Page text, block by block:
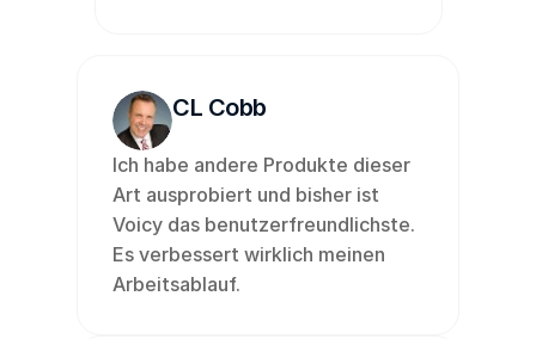
CL Cobb
Ich habe andere Produkte dieser
Art ausprobiert und bisher ist
Voicy das benutzerfreundlichste.
Es verbessert wirklich meinen
Arbeitsablauf.